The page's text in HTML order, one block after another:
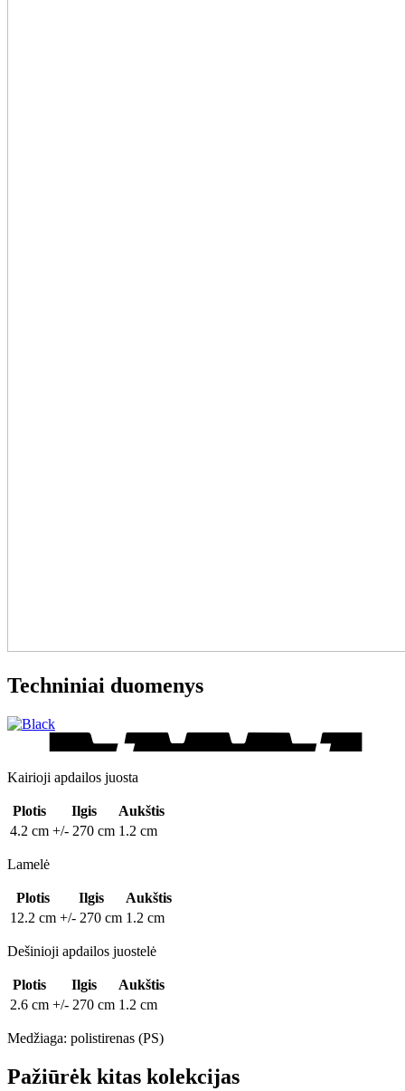
Techniniai duomenys
Kairioji apdailos juosta
Plotis Ilgis
Aukštis
4.2 cm +/- 270 cm 1.2 cm
Lamelė
Plotis Ilgis
Aukštis
12.2 cm +/- 270 cm 1.2 cm
Dešinioji apdailos juostelė
Plotis Ilgis
Aukštis
2.6 cm +/- 270 cm 1.2 cm
Medžiaga: polistirenas (PS)
Pažiūrėk kitas kolekcijas